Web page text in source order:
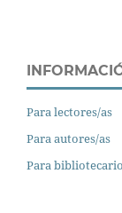
Para lectores/as
Para autores/as
Para